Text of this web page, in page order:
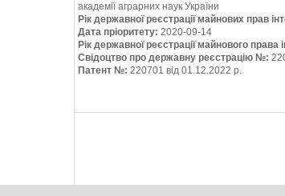
академії аграрних наук України
Рік державної реєстрації майнових прав
Дата пріоритету: 2020-09-14
Рік державної реєстрації майнового
Свідоцтво про державну реєстрацію №:
Патент №: 220701 від 01.12.2022 р.